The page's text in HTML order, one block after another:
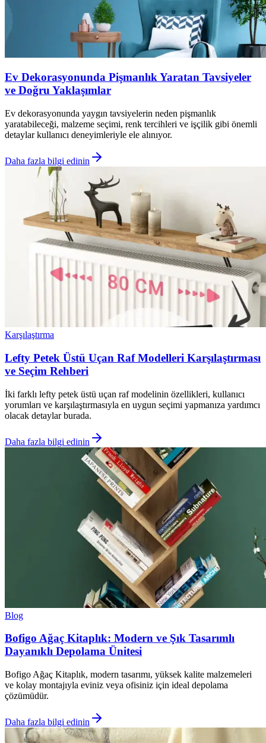
Ev Dekorasyonunda Pişmanlık Yaratan Tavsiyeler
ve Doğru Yaklaşımlar
Ev dekorasyonunda yaygın tavsiyelerin neden pişmanlık
yaratabileceği, malzeme seçimi, renk tercihleri ve işçilik gibi önemli
detaylar kullanıcı deneyimleriyle ele alınıyor.
Daha fazla bilgi edinin
Karşılaştırma
Lefty Petek Üstü Uçan Raf Modelleri Karşılaştırması
ve Seçim Rehberi
İki farklı lefty petek üstü uçan raf modelinin özellikleri, kullanıcı
yorumları ve karşılaştırmasıyla en uygun seçimi yapmanıza yardımcı
olacak detaylar burada.
Daha fazla bilgi edinin
Blog
Bofigo Ağaç Kitaplık: Modern ve Şık Tasarımlı
Dayanıklı Depolama Ünitesi
Bofigo Ağaç Kitaplık, modern tasarımı, yüksek kalite malzemeleri
ve kolay montajıyla eviniz veya ofisiniz için ideal depolama
çözümüdür.
Daha fazla bilgi edinin